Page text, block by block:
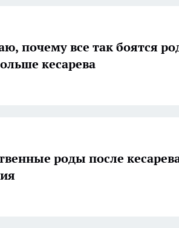
почему все так боятся
кесарева
роды после